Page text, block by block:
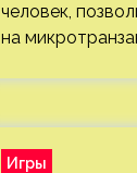
человек,
на
Игры